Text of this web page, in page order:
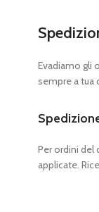
Evadiamo gli
sempre a tua
Per ordini
applicate.